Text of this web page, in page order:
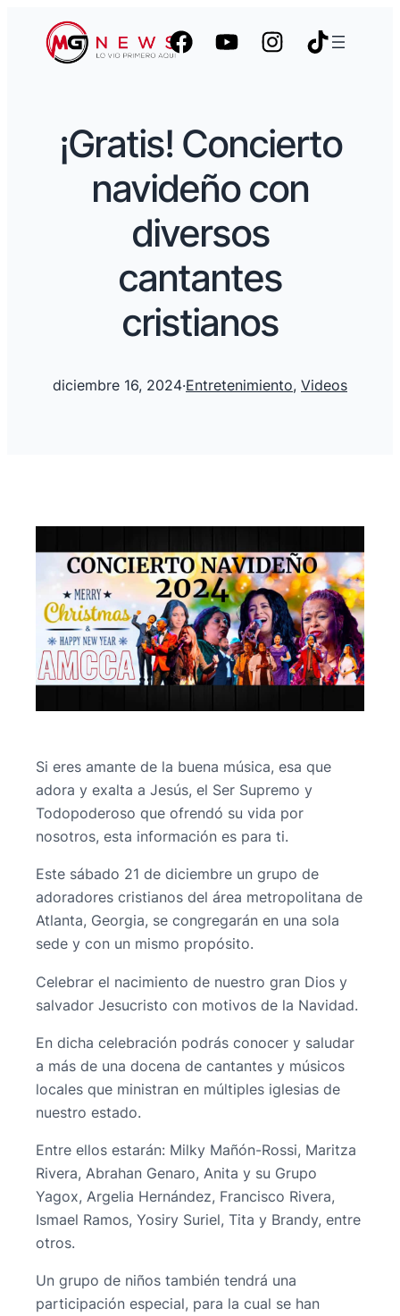
¡Gratis! Concierto
navideño con
diversos
cantantes
cristianos
diciembre 16, 2024·Entretenimiento, Videos
Si eres amante de la buena música, esa que
adora y exalta a Jesús, el Ser Supremo y
Todopoderoso que ofrendó su vida por
nosotros, esta información es para ti.
Este sábado 21 de diciembre un grupo de
adoradores cristianos del área metropolitana de
Atlanta, Georgia, se congregarán en una sola
sede y con un mismo propósito.
Celebrar el nacimiento de nuestro gran Dios y
salvador Jesucristo con motivos de la Navidad.
En dicha celebración podrás conocer y saludar
a más de una docena de cantantes y músicos
locales que ministran en múltiples iglesias de
nuestro estado.
Entre ellos estarán: Milky Mañón-Rossi, Maritza
Rivera, Abrahan Genaro, Anita y su Grupo
Yagox, Argelia Hernández, Francisco Rivera,
Ismael Ramos, Yosiry Suriel, Tita y Brandy, entre
otros.
Un grupo de niños también tendrá una
participación especial, para la cual se han